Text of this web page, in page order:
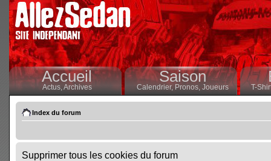
Accueil
Actus,Archives
Saison
Calendrier,Pronos, Joueurs T-
Index du forum
Supprimer tous les cookies du forum